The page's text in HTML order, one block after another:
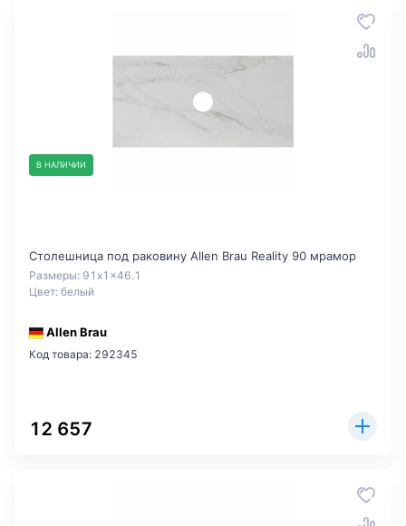
В НАЛИЧИИ
Столешница под раковину Allen Brau Reality 90 мрамор
Размеры: 91x1x46.1
Цвет: белый
Allen Brau
Код товара: 292345
12 657